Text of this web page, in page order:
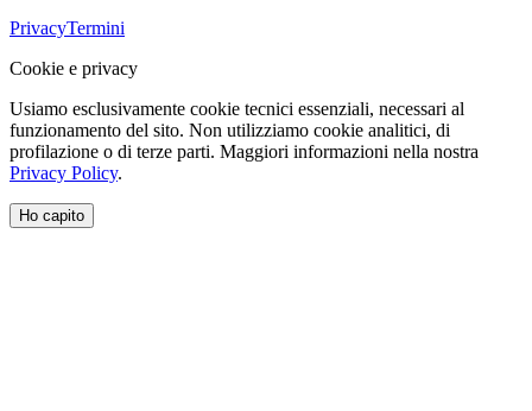
PrivacyTermini
Cookie e privacy
Usiamo esclusivamente cookie tecnici essenziali, necessari al
funzionamento del sito. Non utilizziamo cookie analitici, di
profilazione o di terze parti. Maggiori informazioni nella nostra
Privacy Policy.
Ho capito